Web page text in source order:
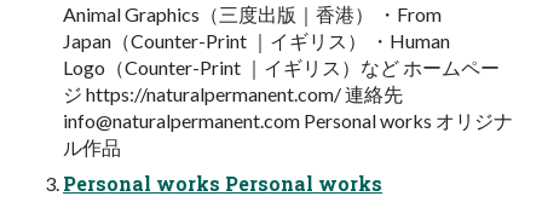
Animal Graphics（三度出版｜香港） ・From
Japan（Counter-Print ｜イギリス） ・Human
Logo（Counter-Print ｜イギリス）など ホームペー
ジ https://naturalpermanent.com/ 連絡先
info@naturalpermanent.com Personal works オリジナ
ル作品
Personal works Personal works